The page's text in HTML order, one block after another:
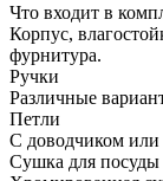
Что входит в
Корпус,
фурнитура.
Ручки
Различные
Петли
С доводчиком или
Сушка для посуды